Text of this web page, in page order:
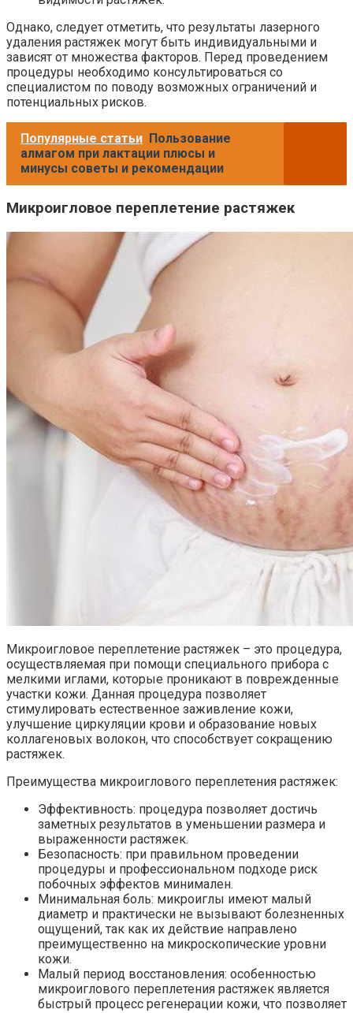
Однако, следует отметить, что результаты лазерного
удаления растяжек могут быть индивидуальными и
зависят от множества факторов. Перед проведением
процедуры необходимо консультироваться со
специалистом по поводу возможных ограничений и
потенциальных рисков.
Популярные статьи Пользование
алмагом при лактации плюсы и
минусы советы и рекомендации
Микроигловое переплетение растяжек
Микроигловое переплетение растяжек – это процедура,
осуществляемая при помощи специального прибора с
мелкими иглами, которые проникают в поврежденные
участки кожи. Данная процедура позволяет
стимулировать естественное заживление кожи,
улучшение циркуляции крови и образование новых
коллагеновых волокон, что способствует сокращению
растяжек.
Преимущества микроиглового переплетения растяжек:
Эффективность: процедура позволяет достичь
заметных результатов в уменьшении размера и
выраженности растяжек.
Безопасность: при правильном проведении
процедуры и профессиональном подходе риск
побочных эффектов минимален.
Минимальная боль: микроиглы имеют малый
диаметр и практически не вызывают болезненных
ощущений, так как их действие направлено
преимущественно на микроскопические уровни
кожи.
Малый период восстановления: особенностью
микроиглового переплетения растяжек является
быстрый процесс регенерации кожи, что позволяет